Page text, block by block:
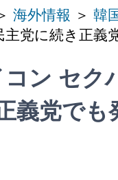
海外情報 ＞ 韓
主党に続き正
セク
義党で